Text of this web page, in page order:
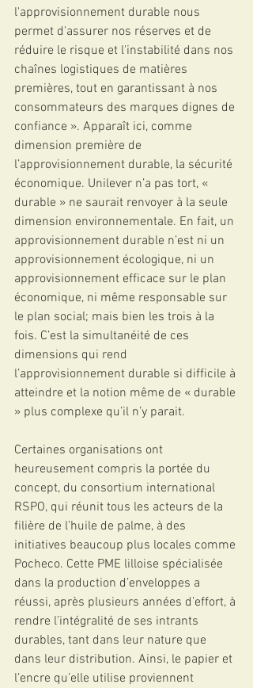
l'approvisionnement durable nous
permet d'assurer nos réserves et de
réduire le risque et l'instabilité dans nos
chaînes logistiques de matières
premières, tout en garantissant à nos
consommateurs des marques dignes de
confiance ». Apparaît ici, comme
dimension première de
l’approvisionnement durable, la sécurité
économique. Unilever n’a pas tort, «
durable » ne saurait renvoyer à la seule
dimension environnementale. En fait, un
approvisionnement durable n’est ni un
approvisionnement écologique, ni un
approvisionnement efficace sur le plan
économique, ni même responsable sur
le plan social; mais bien les trois à la
fois. C’est la simultanéité de ces
dimensions qui rend
l’approvisionnement durable si difficile à
atteindre et la notion même de « durable
» plus complexe qu’il n’y parait.
Certaines organisations ont
heureusement compris la portée du
concept, du consortium international
RSPO, qui réunit tous les acteurs de la
filière de l’huile de palme, à des
initiatives beaucoup plus locales comme
Pocheco. Cette PME lilloise spécialisée
dans la production d’enveloppes a
réussi, après plusieurs années d’effort, à
rendre l’intégralité de ses intrants
durables, tant dans leur nature que
dans leur distribution. Ainsi, le papier et
l’encre qu’elle utilise proviennent